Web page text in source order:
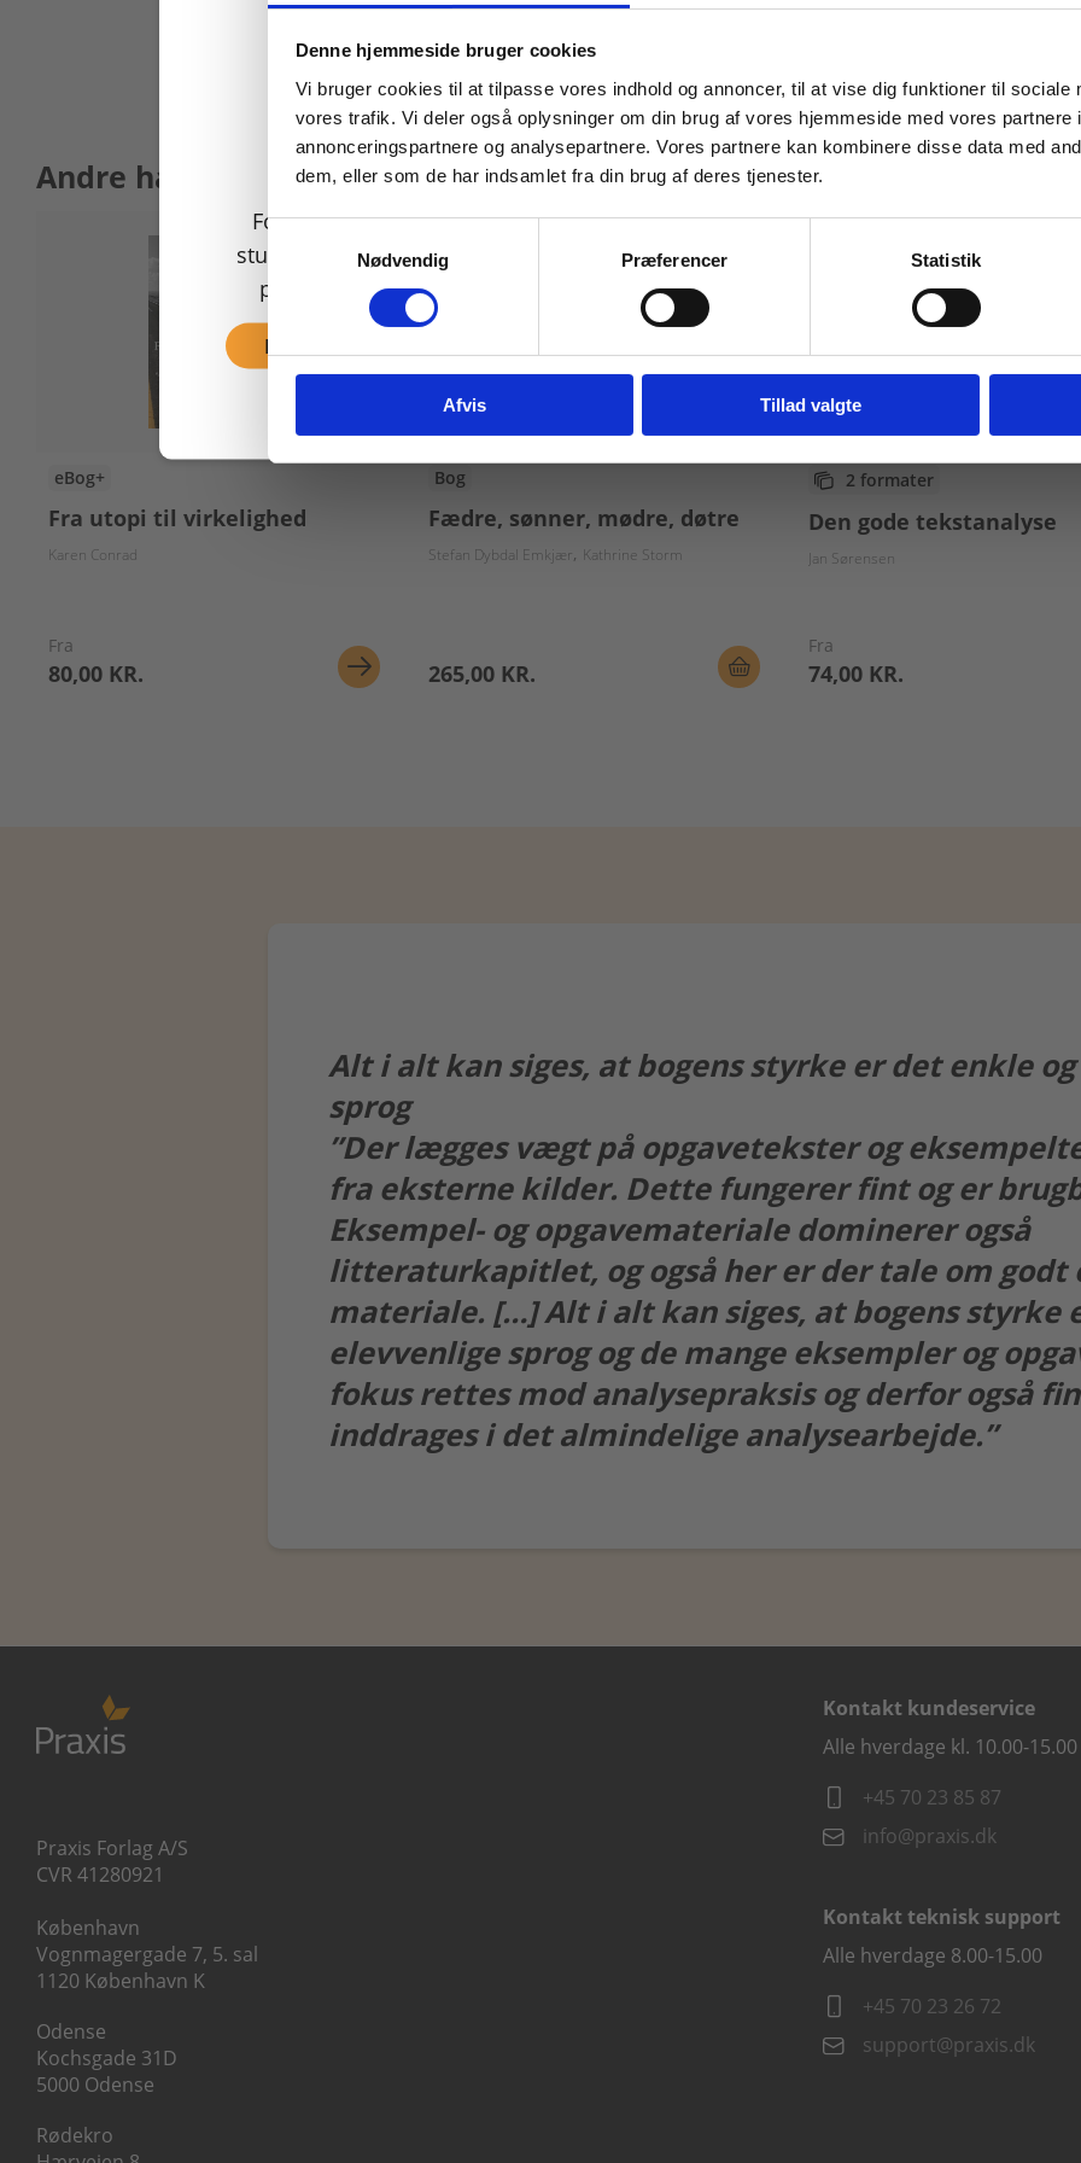
Denne hjemmeside bruger cookies
Vi bruger cookies til at tilpasse vores indhold og annoncer, til at vise dig funktioner til sociale
vores trafik. Vi deler også oplysninger om din brug af vores hjemmeside med vores partnere
annonceringspartnere og analysepartnere. Vores partnere kan kombinere disse data med
dem, eller som de har indsamlet fra din brug af deres tjenester.
Samtykkevalg
Nødvendig
Præferencer Statistik
Afvis Tillad valgte
Andre har også købt
eBog+
Fra utopi til virkelighed
Karen Conrad
Fra
80,00 KR.
Bog
Fædre, sønner, mødre, døtre
Stefan Dybdal Emkjær Kathrine Storm
265,00 KR.
2 formater
Den gode tekstanalyse
Jan Sørensen
Fra
74,00 KR.
Alt i alt kan siges, at bogens styrke er det enkle
sprog
”Der lægges vægt på opgavetekster og
fra eksterne kilder. Dette fungerer fint og er
Eksempel- og opgavemateriale dominerer også
litteraturkapitlet, og også her er der tale om godt
materiale. […] Alt i alt kan siges, at bogens styrke
elevvenlige sprog og de mange eksempler og
fokus rettes mod analysepraksis og derfor også
inddrages i det almindelige analysearbejde.”
Praxis Forlag A/S
CVR 41280921
København
Vognmagergade 7, 5. sal
1120 København K
Odense
Kochsgade 31D
5000 Odense
Rødekro
Kontakt kundeservice
Alle hverdage kl. 10.00-15.00
+45 70 23 85 87
info@praxis.dk
Kontakt teknisk support
Alle hverdage 8.00-15.00
+45 70 23 26 72
support@praxis.dk
Køb læremidler og find masterclasses mm.
For privatkunder og
studerende. Du får vist
priser inkl. moms.
Fortsæt som privat
For institutioner og
virksomheder. Du får
vist priser ekskl. moms.
Tilgå